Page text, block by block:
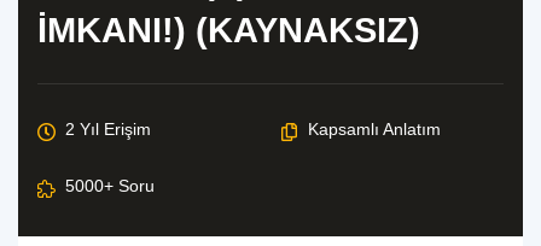
İMKANI!) (KAYNAKSIZ)